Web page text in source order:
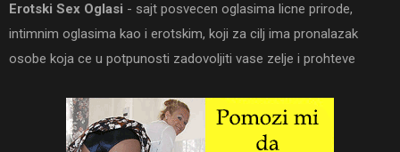
Erotski Sex Oglasi - sajt posvecen oglasima licne prirode,
intimnim oglasima kao i erotskim, koji za cilj ima pronalazak
osobe koja ce u potpunosti zadovoljiti vase zelje i prohteve